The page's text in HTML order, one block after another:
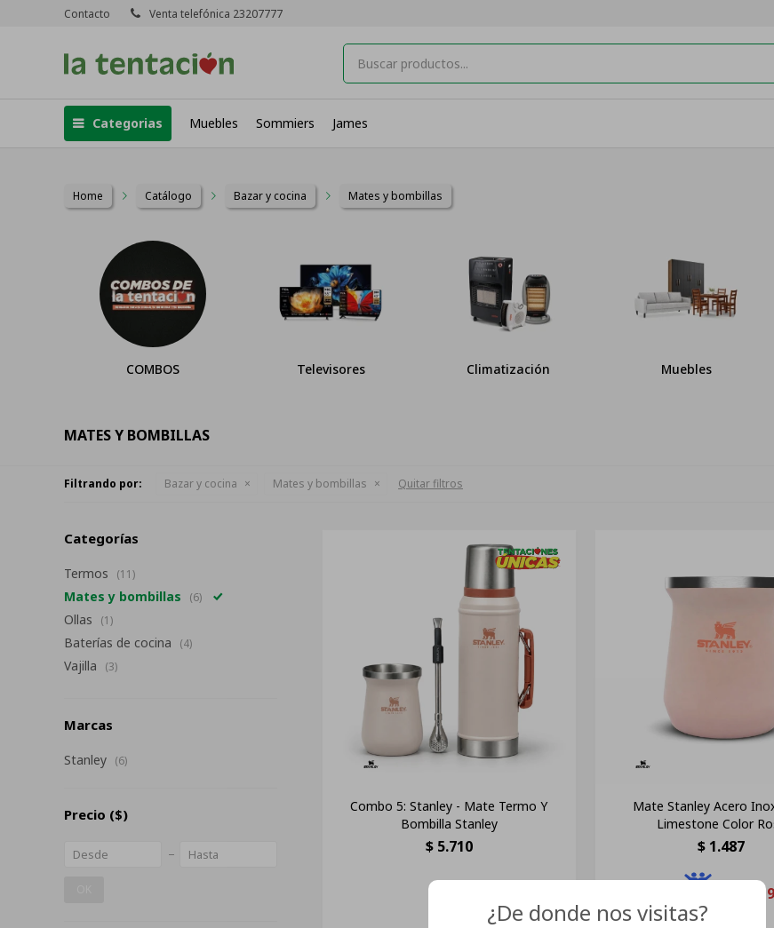
Categorias Muebles Sommiers James
Contacto Venta telefónica 23207777
Home Catálogo Bazar y cocina Mates y bombillas
COMBOS Televisores Climatización Muebles
MATES Y BOMBILLAS
Filtrando por: Bazar y cocina Mates y bombillas Quitar filtros
Combo 5: Stanley - Mate Termo Y
Bombilla Stanley
$ 5.710
Mate Stanley Acero
Limestone Color
$ 1.487
Categorías
Termos (11)
Mates y bombillas (6)
Ollas (1)
Baterías de cocina (4)
Vajilla (3)
Marcas
Stanley (6)
Precio ($)
¿De donde nos visitas?